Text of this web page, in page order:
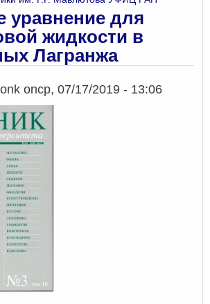
уравнение для
жидкости в
Лагранжа
onср, 07/17/2019 - 13:06